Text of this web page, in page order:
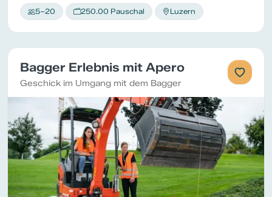
5–20 250.00 Pauschal Luzern
Bagger Erlebnis mit Apero
Geschick im Umgang mit dem Bagger